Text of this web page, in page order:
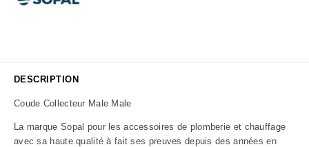
DESCRIPTION
Coude Collecteur Male Male
La marque Sopal pour les accessoires de plomberie et chauffage
avec sa haute qualité à fait ses preuves depuis des années en